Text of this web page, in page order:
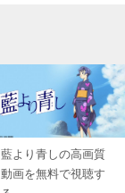
藍より青しの高画質
動画を無料で視聴す